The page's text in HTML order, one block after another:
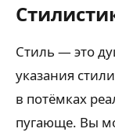
Стиль — это
указания
в потёмках
пугающе. Вы